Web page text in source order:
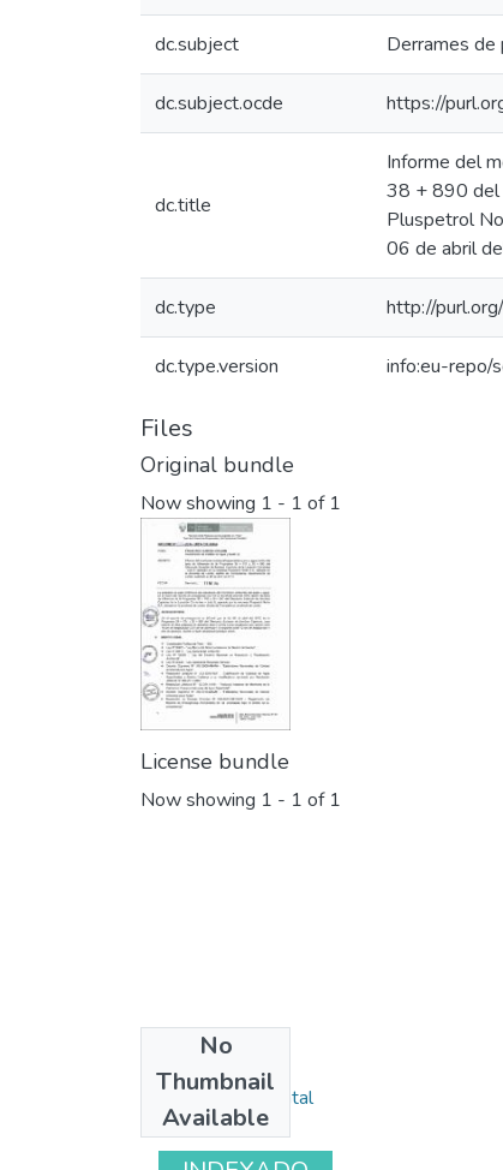
dc.subject Derrames
dc.subject.ocde https://
dc.title
Informe del
38 + 890 del
Pluspetrol
06 de abril
dc.type http://
dc.type.version info:eu-repo/
Files
Original bundle
Now showing 1 - 1 of 1
License bundle
Now showing 1 - 1 of 1
No
Thumbnail
Available
Collections
Monitoreo ambiental